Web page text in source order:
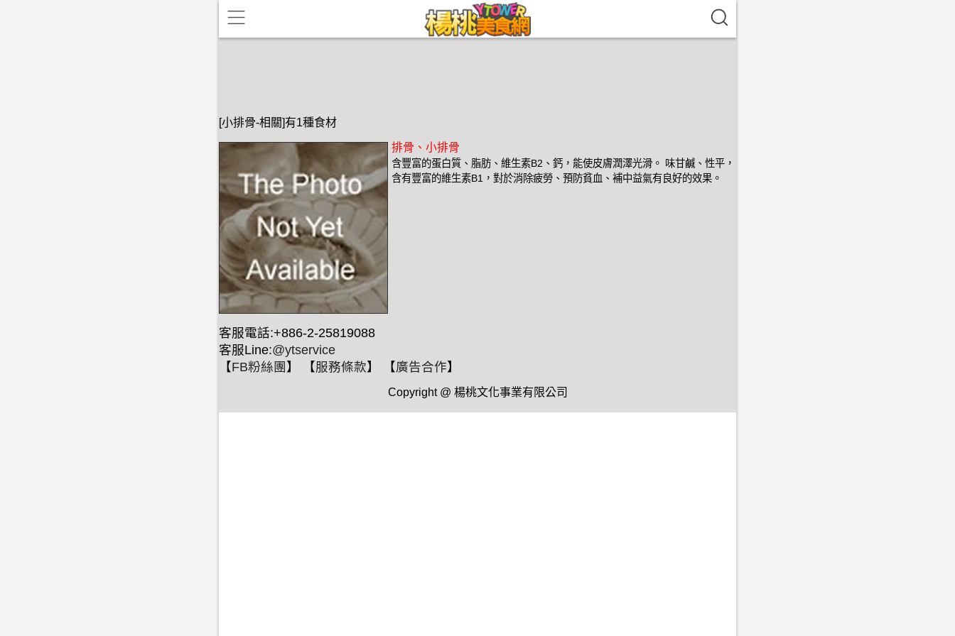
[小排骨-相關]有1種食材
排骨、小排骨
含豐富的蛋白質、脂肪、維生素B2、鈣，能使皮膚潤澤光滑。 味甘鹹、性平，
含有豐富的維生素B1，對於消除疲勞、預防貧血、補中益氣有良好的效果。
客服電話:+886-2-25819088
客服Line:@ytservice
【FB粉絲團 】 【服務條款】 【廣告合作】
Copyright @ 楊桃文化事業有限公司